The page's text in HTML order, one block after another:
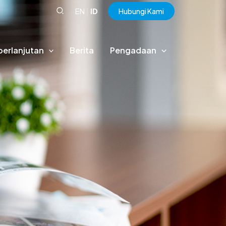
EN ID Hubungi Kami
Berita Pengadaan